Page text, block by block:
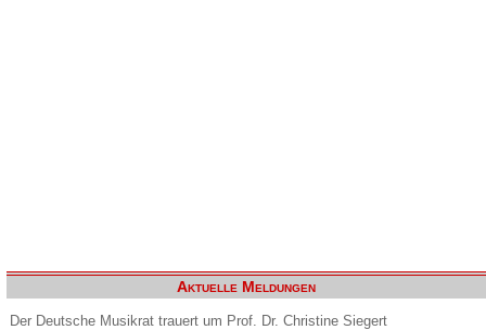
Aktuelle Meldungen
Der Deutsche Musikrat trauert um Prof. Dr. Christine Siegert